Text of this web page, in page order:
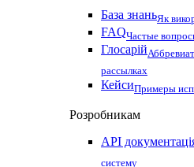
База знаньЯк
FAQЧастые
Глосарій
рассылках
КейсиПримеры
Розробникам
API
систему